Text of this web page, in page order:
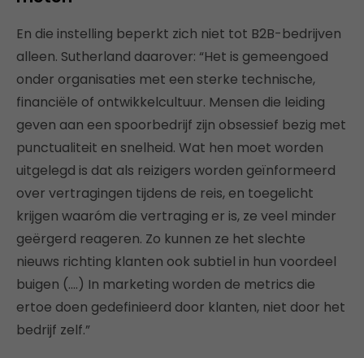
En die instelling beperkt zich niet tot B2B-bedrijven
alleen. Sutherland daarover: “Het is gemeengoed
onder organisaties met een sterke technische,
financiële of ontwikkelcultuur. Mensen die leiding
geven aan een spoorbedrijf zijn obsessief bezig met
punctualiteit en snelheid. Wat hen moet worden
uitgelegd is dat als reizigers worden geïnformeerd
over vertragingen tijdens de reis, en toegelicht
krijgen waaróm die vertraging er is, ze veel minder
geërgerd reageren. Zo kunnen ze het slechte
nieuws richting klanten ook subtiel in hun voordeel
buigen (….) In marketing worden de metrics die
ertoe doen gedefinieerd door klanten, niet door het
bedrijf zelf.”